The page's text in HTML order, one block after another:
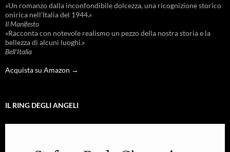
«Un romanzo dalla inconfondibile dolcezza, una ricognizione storico
onirica nell'Italia del 1944.»
Il Manifesto
«Racconta con notevole realismo un pezzo della nostra storia e la
bellezza di alcuni luoghi.»
Bell'Italia
Acquista su Amazon →
IL RING DEGLI ANGELI